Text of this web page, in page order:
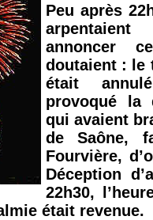
Peu après
annoncer
doutaient : le
était
provoqué la
qui avaient
de Saône,
Fourvière,
Déception
22h30,
était revenue.